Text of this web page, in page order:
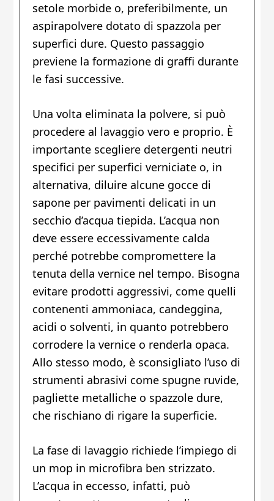
setole morbide o, preferibilmente, un
aspirapolvere dotato di spazzola per
superfici dure. Questo passaggio
previene la formazione di graffi durante
le fasi successive.
Una volta eliminata la polvere, si può
procedere al lavaggio vero e proprio. È
importante scegliere detergenti neutri
specifici per superfici verniciate o, in
alternativa, diluire alcune gocce di
sapone per pavimenti delicati in un
secchio d’acqua tiepida. L’acqua non
deve essere eccessivamente calda
perché potrebbe compromettere la
tenuta della vernice nel tempo. Bisogna
evitare prodotti aggressivi, come quelli
contenenti ammoniaca, candeggina,
acidi o solventi, in quanto potrebbero
corrodere la vernice o renderla opaca.
Allo stesso modo, è sconsigliato l’uso di
strumenti abrasivi come spugne ruvide,
pagliette metalliche o spazzole dure,
che rischiano di rigare la superficie.
La fase di lavaggio richiede l’impiego di
un mop in microfibra ben strizzato.
L’acqua in eccesso, infatti, può